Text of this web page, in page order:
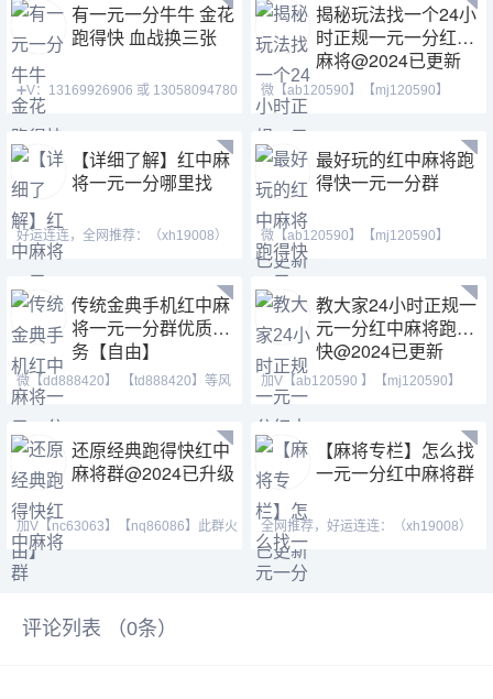
有一元一分牛牛 金花
跑得快 血战换三张
➕V：13169926906 或 13058094780
QQ:3122617673 玩
揭秘玩法找一个24小
时正规一元一分红中
麻将@2024已更新
微【ab120590】【mj120590】
【tj525555】一元一分麻将
【详细了解】红中麻
将一元一分哪里找
好运连连，全网推荐：（xh19008）
（ xh29008）【tj19008】一元一分
最好玩的红中麻将跑
得快一元一分群
微【ab120590】【mj120590】
【tj525555】红中换三张缺
传统金典手机红中麻
将一元一分群优质服
务【自由】
微【dd888420】 【td888420】等风
也等你。喜欢打麻将
教大家24小时正规一
元一分红中麻将跑得
快@2024已更新
加V【ab120590 】【mj120590】
【tj525555】群主QQ:443
还原经典跑得快红中
麻将群@2024已升级
加V【nc63063】【nq86086】此群火
爆正规，玩法简单，随玩
【麻将专栏】怎么找
一元一分红中麻将群
全网推荐，好运连连：（xh19008）
（ xh29008）【tj19008】红中麻将
评论列表 （0条）